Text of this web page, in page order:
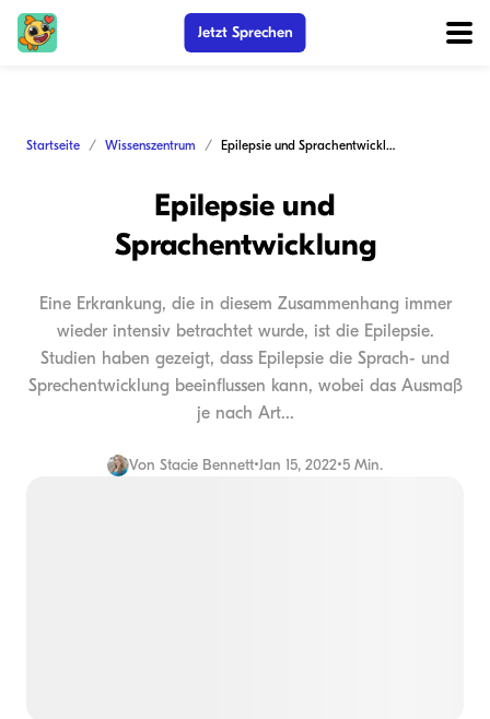
Jetzt Sprechen
Startseite Wissenszentrum Epilepsie und Sprachentwicklung
Epilepsie und
Sprachentwicklung
Eine Erkrankung, die in diesem Zusammenhang immer
wieder intensiv betrachtet wurde, ist die Epilepsie.
Studien haben gezeigt, dass Epilepsie die Sprach- und
Sprechentwicklung beeinflussen kann, wobei das Ausmaß
je nach Art...
Von Stacie Bennett•Jan 15, 2022•5 Min.